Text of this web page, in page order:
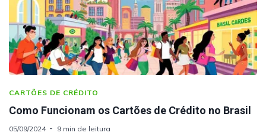
CARTÕES DE CRÉDITO
Como Funcionam os Cartões de Crédito no Brasil
05/09/2024 9 min de leitura